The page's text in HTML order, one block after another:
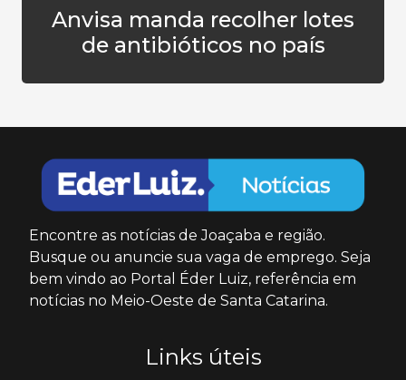
Anvisa manda recolher lotes
de antibióticos no país
Encontre as notícias de Joaçaba e região.
Busque ou anuncie sua vaga de emprego. Seja
bem vindo ao Portal Éder Luiz, referência em
notícias no Meio-Oeste de Santa Catarina.
Links úteis